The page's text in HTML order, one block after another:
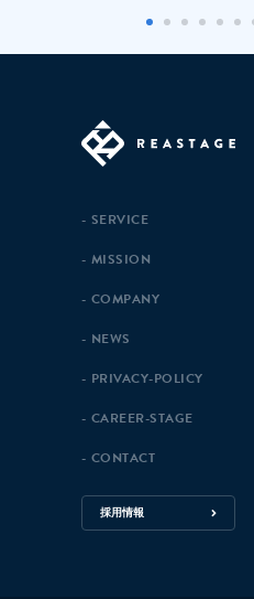
SERVICE
MISSION
COMPANY
NEWS
PRIVACY-POLICY
CAREER-STAGE
CONTACT
採用情報